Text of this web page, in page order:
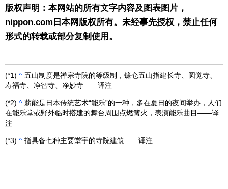
版权声明：本网站的所有文字内容及图表图片，
nippon.com日本网版权所有。未经事先授权，禁止任何
形式的转载或部分复制使用。
(*1) ^五山制度是禅宗寺院的等级制，镰仓五山指建长寺、圆觉寺、
寿福寺、净智寺、净妙寺——译注
(*2) ^薪能是日本传统艺术“能乐”的一种，多在夏日的夜间举办，人们
在能乐堂或野外临时搭建的舞台周围点燃篝火，表演能乐曲目——译
注
(*3) ^指具备七种主要堂宇的寺院建筑——译注